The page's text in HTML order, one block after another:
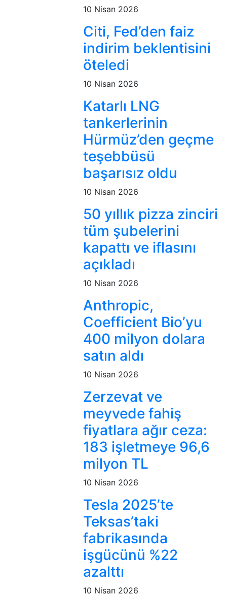
10 Nisan 2026
Citi, Fed’den faiz
indirim beklentisini
öteledi
10 Nisan 2026
Katarlı LNG
tankerlerinin
Hürmüz’den geçme
teşebbüsü
başarısız oldu
10 Nisan 2026
50 yıllık pizza zinciri
tüm şubelerini
kapattı ve iflasını
açıkladı
10 Nisan 2026
Anthropic,
Coefficient Bio’yu
400 milyon dolara
satın aldı
10 Nisan 2026
Zerzevat ve
meyvede fahiş
fiyatlara ağır ceza:
183 işletmeye 96,6
milyon TL
10 Nisan 2026
Tesla 2025’te
Teksas’taki
fabrikasında
işgücünü %22
azalttı
10 Nisan 2026